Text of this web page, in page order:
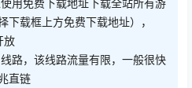
用免费下载地址下载全站所有游
载框上方免费下载地址），
放
路，该线路流量有限，一般很快
直链